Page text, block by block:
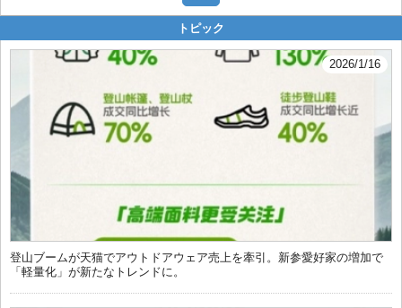
トピック
2026/1/16
登山ブームが天猫でアウトドアウェア売上を牽引。新参愛好家の増加で
「軽量化」が新たなトレンドに。